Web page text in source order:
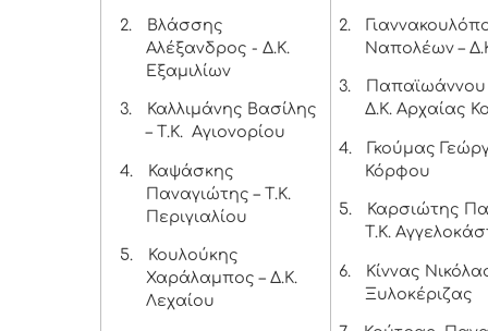
2.
Βλάσσης
Αλέξανδρος - Δ.Κ.
Εξαμιλίων
3.
Καλλιμάνης Βασίλης
– Τ.Κ. Αγιονορίου
4.
Καψάσκης
Παναγιώτης – Τ.Κ.
Περιγιαλίου
5.
Κουλούκης
Χαράλαμπος – Δ.Κ.
Λεχαίου
2.
Ναπολέων –
3.
Παπαϊωάννου
Δ.Κ. Αρχαίας
4.
Γκούμας
Κόρφου
5.
Καρσιώτης
Τ.Κ.
6.
Κίννας
Ξυλοκέριζας